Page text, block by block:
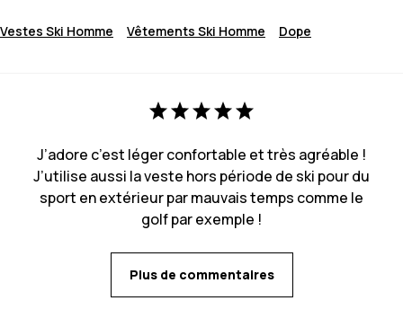
Vestes Ski Homme Vêtements Ski Homme Dope
J’adore c’est léger confortable et très agréable !
J’utilise aussi la veste hors période de ski pour du
sport en extérieur par mauvais temps comme le
golf par exemple !
Plus de commentaires